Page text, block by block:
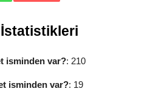
isminden var?: 210
isminden var?: 19